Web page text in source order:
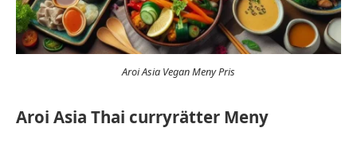
Aroi Asia Vegan Meny Pris
Aroi Asia Thai curryrätter Meny